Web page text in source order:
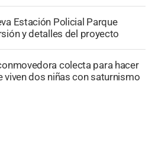
Estación Policial Parque
y detalles del proyecto
colecta para hacer
viven dos niñas con saturnismo